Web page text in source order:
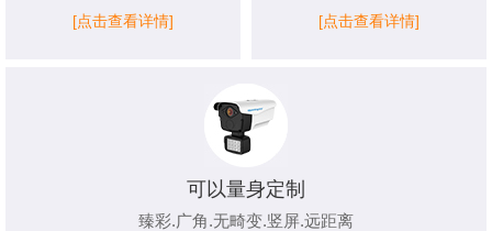
[点击查看详情] [点击查看详情]
可以量身定制
臻彩.广角.无畸变.竖屏.远距离